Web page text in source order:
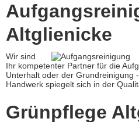
Altglienicke
Wir sind
Ihr kompetenter Partner für die
Unterhalt oder der Grundreinigung
Handwerk spiegelt sich in der
Grünpflege